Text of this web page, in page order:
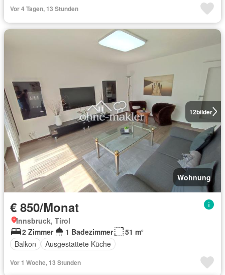
Vor 4 Tagen, 13 Stunden
12bilder
Wohnung
€ 850/Monat
Innsbruck, Tirol
2 Zimmer
1 Badezimmer
51 m²
Balkon
Ausgestattete Küche
Vor 1 Woche, 13 Stunden